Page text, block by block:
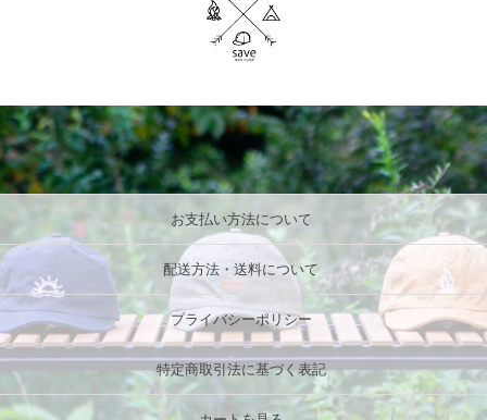
お支払い方法について
配送方法・送料について
プライバシーポリシー
特定商取引法に基づく表記